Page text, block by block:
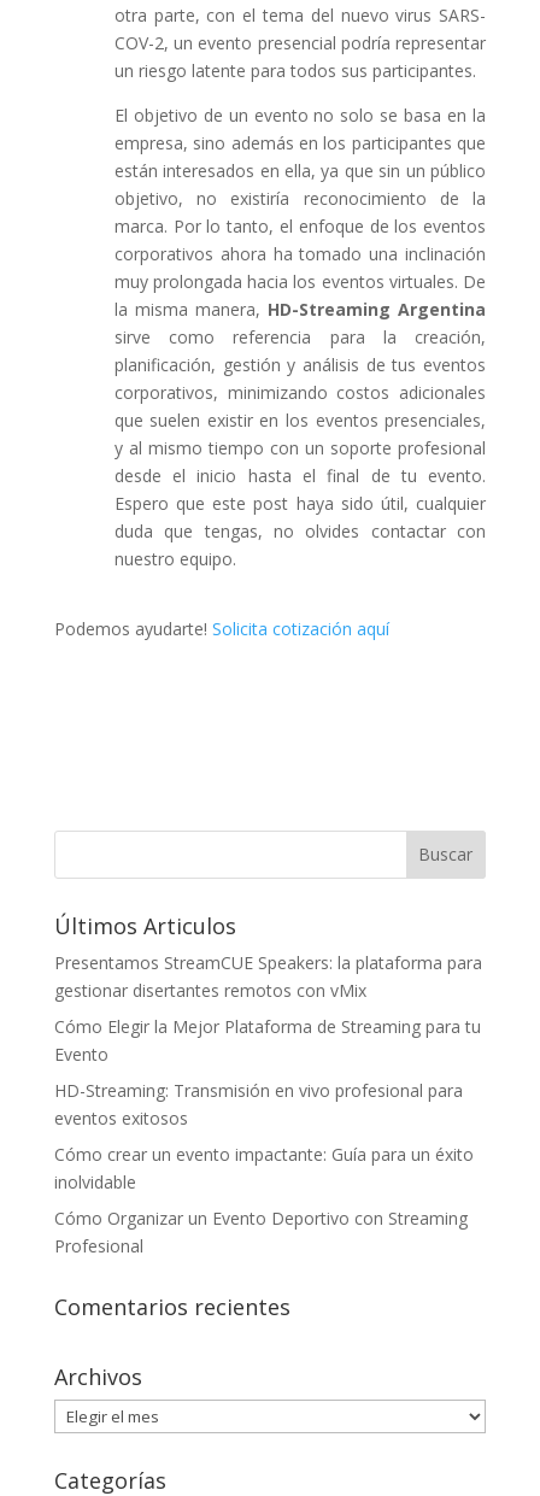
otra parte, con el tema del nuevo virus SARS-
COV-2, un evento presencial podría representar
un riesgo latente para todos sus participantes.
El objetivo de un evento no solo se basa en la
empresa, sino además en los participantes que
están interesados en ella, ya que sin un público
objetivo, no existiría reconocimiento de la
marca. Por lo tanto, el enfoque de los eventos
corporativos ahora ha tomado una inclinación
muy prolongada hacia los eventos virtuales. De
la misma manera, HD-Streaming Argentina
sirve como referencia para la creación,
planificación, gestión y análisis de tus eventos
corporativos, minimizando costos adicionales
que suelen existir en los eventos presenciales,
y al mismo tiempo con un soporte profesional
desde el inicio hasta el final de tu evento.
Espero que este post haya sido útil, cualquier
duda que tengas, no olvides contactar con
nuestro equipo.
Podemos ayudarte! Solicita cotización aquí
Últimos Articulos
Presentamos StreamCUE Speakers: la plataforma para
gestionar disertantes remotos con vMix
Cómo Elegir la Mejor Plataforma de Streaming para tu
Evento
HD-Streaming: Transmisión en vivo profesional para
eventos exitosos
Cómo crear un evento impactante: Guía para un éxito
inolvidable
Cómo Organizar un Evento Deportivo con Streaming
Profesional
Comentarios recientes
Archivos
Archivos
Categorías